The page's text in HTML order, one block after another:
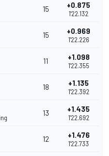
15 +0.875
1'22.132
15 +0.969
1'22.226
11 +1.098
1'22.355
18 +1.135
1'22.392
13 +1.435
1'22.692
12 +1.476
1'22.733